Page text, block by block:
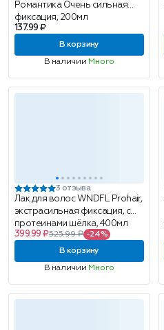
Романтика Очень сильная
фиксация, 200мл
137.99 ₽
В корзину
В наличии Много
3 отзыва
Лак для волос WNDFL Prohair,
экстрасильная фиксация, с
протеинами шёлка, 400мл
399.99 ₽525.99 ₽ -24%
В корзину
В наличии Много